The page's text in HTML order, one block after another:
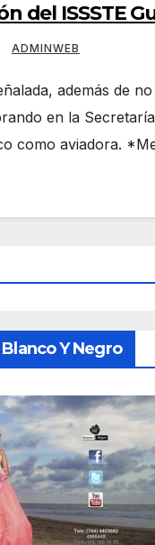
del ISSSTE
ADMINWEB
además de
en la
como aviadora.
Y Negro